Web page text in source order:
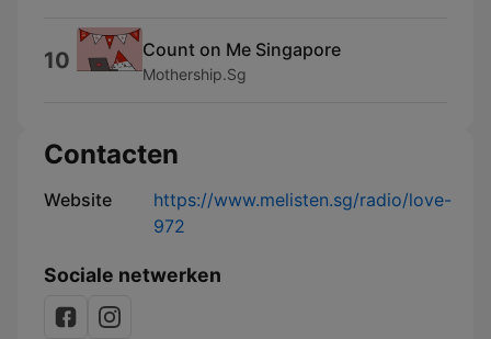
10 Count on Me Singapore
Mothership.Sg
Contacten
Website
https://www.melisten.sg/radio/love-
972
Sociale netwerken